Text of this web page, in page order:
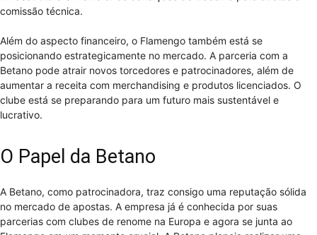
comissão técnica.
Além do aspecto financeiro, o Flamengo também está se
posicionando estrategicamente no mercado. A parceria com a
Betano pode atrair novos torcedores e patrocinadores, além de
aumentar a receita com merchandising e produtos licenciados. O
clube está se preparando para um futuro mais sustentável e
lucrativo.
O Papel da Betano
A Betano, como patrocinadora, traz consigo uma reputação sólida
no mercado de apostas. A empresa já é conhecida por suas
parcerias com clubes de renome na Europa e agora se junta ao